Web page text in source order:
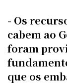
- Os
cabem ao
foram
que os